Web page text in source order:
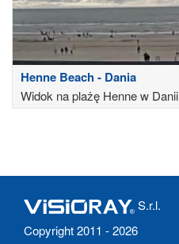
Henne Beach - Dania
Widok na plażę Henne w Danii
S.r.l.
Copyright 2011 - 2026